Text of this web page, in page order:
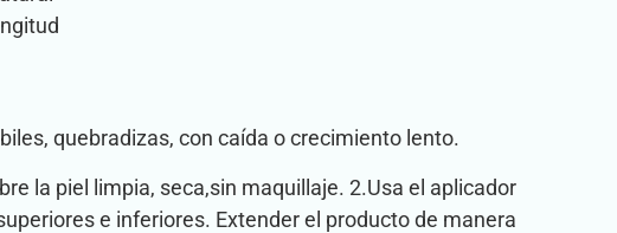
quebradizas, con caída o crecimiento lento.
la piel limpia, seca,sin maquillaje. 2.Usa el aplicador
e inferiores. Extender el producto de manera